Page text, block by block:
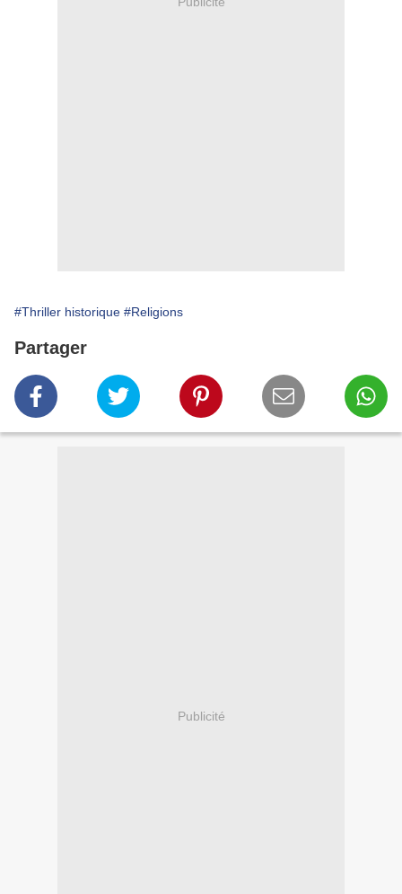
#Thriller historique #Religions
Partager
Publicité